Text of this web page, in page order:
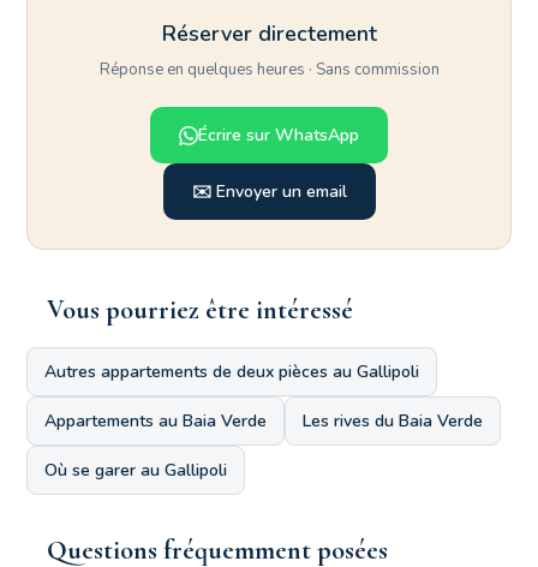
Réserver directement
Réponse en quelques heures · Sans commission
Écrire sur WhatsApp
✉️ Envoyer un email
Vous pourriez être intéressé
Autres appartements de deux pièces au Gallipoli
Appartements au Baia Verde Les rives du Baia Verde
Où se garer au Gallipoli
Questions fréquemment posées